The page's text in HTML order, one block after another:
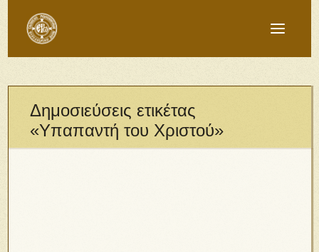
Δημοσιεύσεις ετικέτας
«Υπαπαντή του Χριστού»